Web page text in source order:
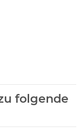
folgende